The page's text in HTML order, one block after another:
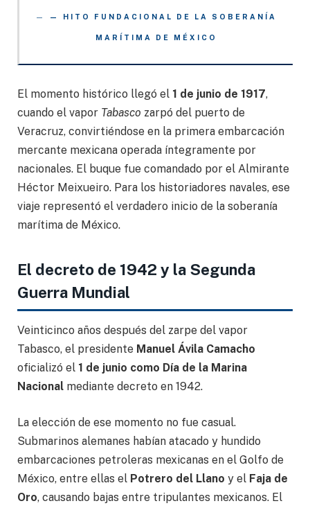
— HITO FUNDACIONAL DE LA SOBERANÍA
MARÍTIMA DE MÉXICO
El momento histórico llegó el 1 de junio de 1917,
cuando el vapor Tabasco zarpó del puerto de
Veracruz, convirtiéndose en la primera embarcación
mercante mexicana operada íntegramente por
nacionales. El buque fue comandado por el Almirante
Héctor Meixueiro. Para los historiadores navales, ese
viaje representó el verdadero inicio de la soberanía
marítima de México.
El decreto de 1942 y la Segunda
Guerra Mundial
Veinticinco años después del zarpe del vapor
Tabasco, el presidente Manuel Ávila Camacho
oficializó el 1 de junio como Día de la Marina
Nacional mediante decreto en 1942.
La elección de ese momento no fue casual.
Submarinos alemanes habían atacado y hundido
embarcaciones petroleras mexicanas en el Golfo de
México, entre ellas el Potrero del Llano y el Faja de
Oro, causando bajas entre tripulantes mexicanos. El